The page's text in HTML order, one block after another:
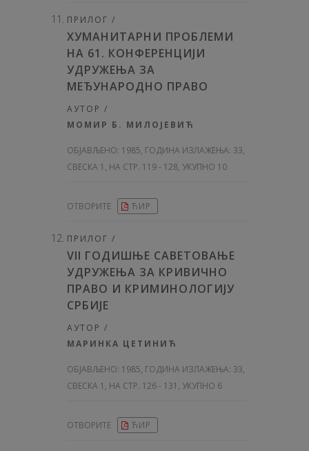
ПРИЛОГ /
ХУМАНИТАРНИ ПРОБЛЕМИ
НА 61. КОНФЕРЕНЦИЈИ
УДРУЖЕЊА ЗА
МЕЂУНАРОДНО ПРАВО
АУТОР /
МОМИР Б. МИЛОЈЕВИЋ
ОБЈАВЉЕНО: 1985, ГОДИНА ИЗЛАЖЕЊА: 33,
СВЕСКА 1, НА СТР. 119 - 128, УКУПНО 10
ОТВОРИТЕ ЋИР
ПРИЛОГ /
VII ГОДИШЊЕ САВЕТОВАЊЕ
УДРУЖЕЊА ЗА КРИВИЧНО
ПРАВО И КРИМИНОЛОГИЈУ
СРБИЈЕ
АУТОР /
МАРИНКА ЦЕТИНИЋ
ОБЈАВЉЕНО: 1985, ГОДИНА ИЗЛАЖЕЊА: 33,
СВЕСКА 1, НА СТР. 126 - 131, УКУПНО 6
ОТВОРИТЕ ЋИР